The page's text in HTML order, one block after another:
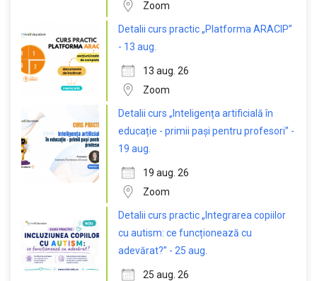
Zoom
Detalii curs practic „Platforma ARACIP”
- 13 aug.
13 aug. 26
Zoom
Detalii curs „Inteligența artificială în
educație - primii pași pentru profesori” -
19 aug.
19 aug. 26
Zoom
Detalii curs practic „Integrarea copiilor
cu autism: ce funcționează cu
adevărat?” - 25 aug.
25 aug. 26